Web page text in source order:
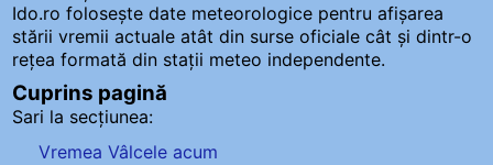
Ido.ro folosește date meteorologice pentru afișarea
stării vremii actuale atât din surse oficiale cât și dintr-o
rețea formată din stații meteo independente.
Cuprins pagină
Sari la secțiunea:
Vremea Vâlcele acum